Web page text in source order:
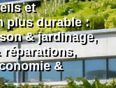
et
plus durable :
& jardinage,
réparations,
&